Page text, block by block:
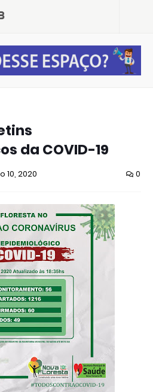
da COVID-19
10, 2020 0